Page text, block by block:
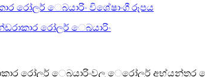
රෝලර් ෙබයාරිංවල ෙරෝලර්